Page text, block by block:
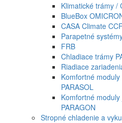
Klimatické trámy /
BlueBox
CASA Climate CCF
Parapetné
FRB
Chladiace trámy
Riadiace
Komfortné
PARASOL
Komfortné
PARAGON
Stropné chladenie a